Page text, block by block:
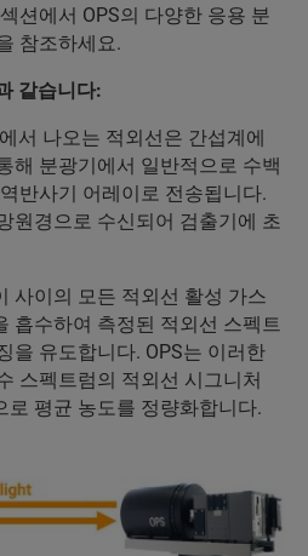
션에서 OPS의 다양한 응용 분
참조하세요.
같습니다:
서 나오는 적외선은 간섭계에
해 분광기에서 일반적으로 수백
반사기 어레이로 전송됩니다.
원경으로 수신되어 검출기에 초
사이의 모든 적외선 활성 가스
흡수하여 측정된 적외선 스펙트
을 유도합니다. OPS는 이러한
스펙트럼의 적외선 시그니처
로 평균 농도를 정량화합니다.